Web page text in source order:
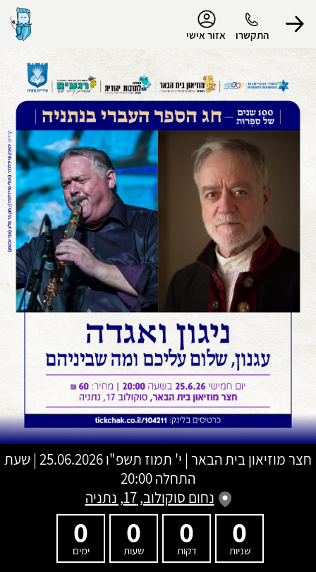
התקשרו אזור אישי
הפרופיל שלי
התנתק
חצר מוזיאון בית הבאר | י' תמוז תשפ"ו
25.06.2026 | שעת
התחלה 20:00
נחום סוקולוב, 17, נתניה
0
שניות
0
דקות
0
שעות
0
ימים